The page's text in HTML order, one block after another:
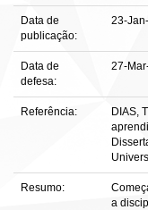
Data de
publicação:
23-
Data de
defesa:
27-
Referência:
DIAS,
Resumo:
a